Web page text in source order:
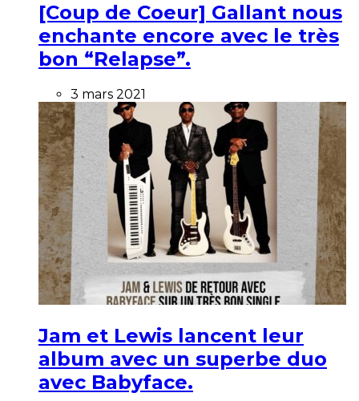
[Coup de Coeur] Gallant nous
enchante encore avec le très
bon “Relapse”.
3 mars 2021
Jam et Lewis lancent leur
album avec un superbe duo
avec Babyface.